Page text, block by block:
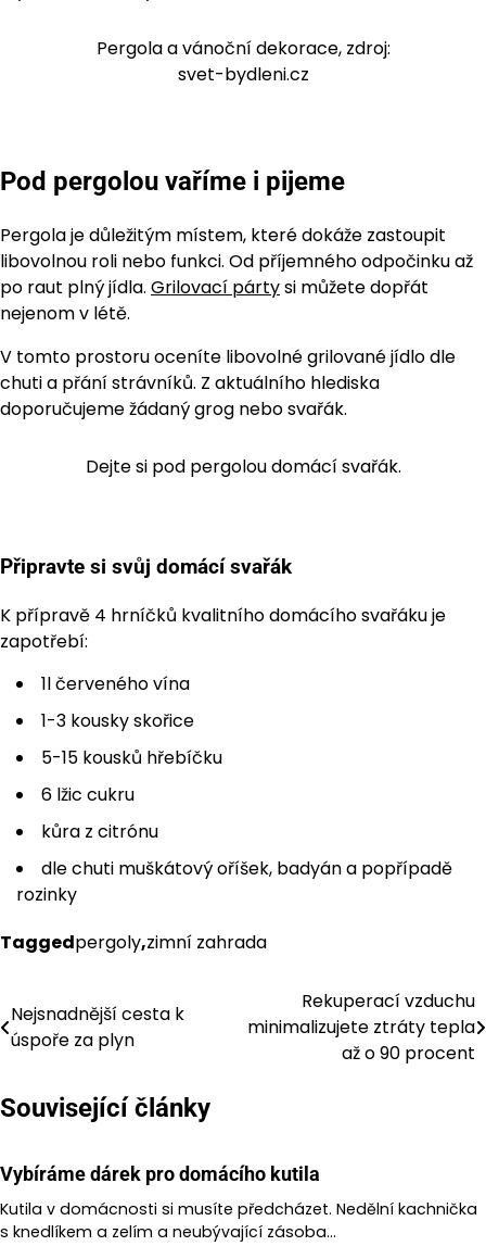
Pergola a vánoční dekorace, zdroj:
svet-bydleni.cz
Pod pergolou vaříme i pijeme
Pergola je důležitým místem, které dokáže zastoupit
libovolnou roli nebo funkci. Od příjemného odpočinku až
po raut plný jídla. Grilovací pártysi můžete dopřát
nejenom v létě.
V tomto prostoru oceníte libovolné grilované jídlo dle
chuti a přání strávníků. Z aktuálního hlediska
doporučujeme žádaný grog nebo svařák.
Dejte si pod pergolou domácí svařák.
Připravte si svůj domácí svařák
K přípravě 4 hrníčků kvalitního domácího svařáku je
zapotřebí:
1l červeného vína
1-3 kousky skořice
5-15 kousků hřebíčku
6 lžic cukru
kůra z citrónu
dle chuti muškátový oříšek, badyán a popřípadě
rozinky
Taggedpergoly,zimní zahrada
Navigace
pro
Nejsnadnější cesta k
úspoře za plyn
Rekuperací vzduchu
minimalizujete ztráty tepla
až o 90 procent
Související články
Vybíráme dárek pro domácího kutila
Kutila v domácnosti si musíte předcházet. Nedělní kachnička
s knedlíkem a zelím a neubývající zásoba…